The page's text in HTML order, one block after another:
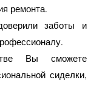
ремонта.
заботы и
Вы сможете
сиделки,